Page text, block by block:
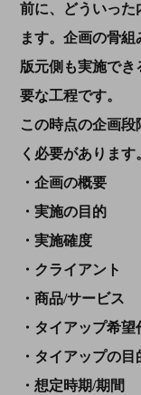
前に、どういった
ます。企画の骨組
版元側も実施で
要な工程です。
この時点の企画
く必要があります
・企画の概要
・実施の目的
・実施確度
・クライアント
・商品/サービス
・タイアップ希
・タイアップの目
・想定時期/期間